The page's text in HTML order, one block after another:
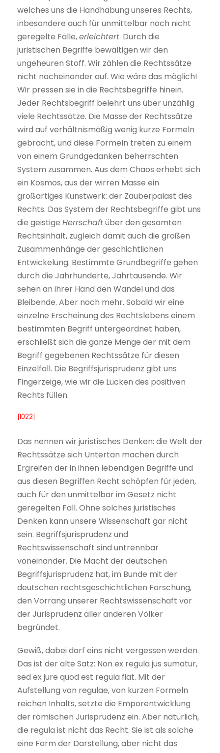
welches uns die Handhabung unseres Rechts,
inbesondere auch für unmittelbar noch nicht
geregelte Fälle,erleichtert. Durch die
juristischen Begriffe bewältigen wir den
ungeheuren Stoff. Wir zählen die Rechtssätze
nicht nacheinander auf. Wie wäre das möglich!
Wir pressen sie in die Rechtsbegriffe hinein.
Jeder Rechtsbegriff belehrt uns über unzählig
viele Rechtssätze. Die Masse der Rechtssätze
wird auf verhältnismäßig wenig kurze Formeln
gebracht, und diese Formeln treten zu einem
von einem Grundgedanken beherrschten
System zusammen. Aus dem Chaos erhebt sich
ein Kosmos, aus der wirren Masse ein
großartiges Kunstwerk: der Zauberpalast des
Rechts. Das System der Rechtsbegriffe gibt uns
die geistige Herrschaftüber den gesamten
Rechtsinhalt, zugleich damit auch die großen
Zusammenhänge der geschichtlichen
Entwickelung. Bestimmte Grundbegriffe gehen
durch die Jahrhunderte, Jahrtausende. Wir
sehen an ihrer Hand den Wandel und das
Bleibende. Aber noch mehr. Sobald wir eine
einzelne Erscheinung des Rechtslebens einem
bestimmten Begriff untergeordnet haben,
erschließt sich die ganze Menge der mit dem
Begriff gegebenen Rechtssätze für diesen
Einzelfall. Die Begriffsjurisprudenz gibt uns
Fingerzeige, wie wir die Lücken des positiven
Rechts füllen.
|1022|
Das nennen wir juristisches Denken: die Welt der
Rechtssätze sich Untertan machen durch
Ergreifen der in ihnen lebendigen Begriffe und
aus diesen Begriffen Recht schöpfen für jeden,
auch für den unmittelbar im Gesetz nicht
geregelten Fall. Ohne solches juristisches
Denken kann unsere Wissenschaft gar nicht
sein. Begriffsjurisprudenz und
Rechtswissenschaft sind untrennbar
voneinander. Die Macht der deutschen
Begriffsjurisprudenz hat, im Bunde mit der
deutschen rechtsgeschichtlichen Forschung,
den Vorrang unserer Rechtswissenschaft vor
der Jurisprudenz aller anderen Völker
begründet.
Gewiß, dabei darf eins nicht vergessen werden.
Das ist der alte Satz: Non ex regula jus sumatur,
sed ex jure quod est regula fiat. Mit der
Aufstellung von regulae, von kurzen Formeln
reichen Inhalts, setzte die Emporentwicklung
der römischen Jurisprudenz ein. Aber natürlich,
die regula ist nicht das Recht. Sie ist als solche
eine Form der Darstellung, aber nicht das